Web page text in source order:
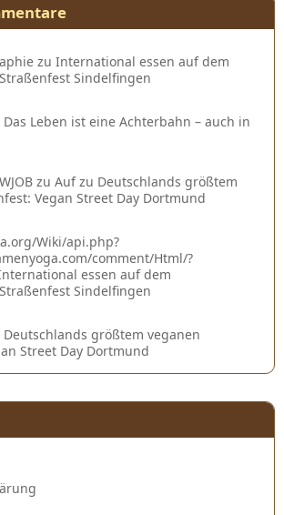
zu International essen auf dem
Sindelfingen
Das Leben ist eine Achterbahn – auch in
zu Auf zu Deutschlands größtem
Vegan Street Day Dortmund
Wiki/api.php?
comment/Html/?
essen auf dem
Sindelfingen
Deutschlands größtem veganen
Street Day Dortmund